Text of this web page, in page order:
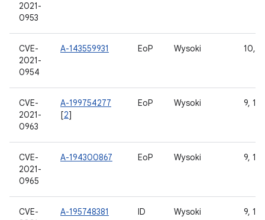
2021-
0953
CVE-
2021-
0954
A-143559931 EoP Wysoki 10, 11
CVE-
2021-
0963
A-199754277
[2]
EoP Wysoki 9,
CVE-
2021-
0965
A-194300867 EoP Wysoki 9,
CVE-
A-195748381 ID Wysoki 9,